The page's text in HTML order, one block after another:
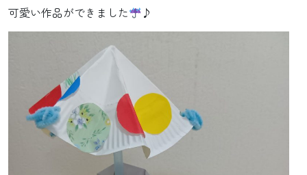
可愛い作品ができました
♪